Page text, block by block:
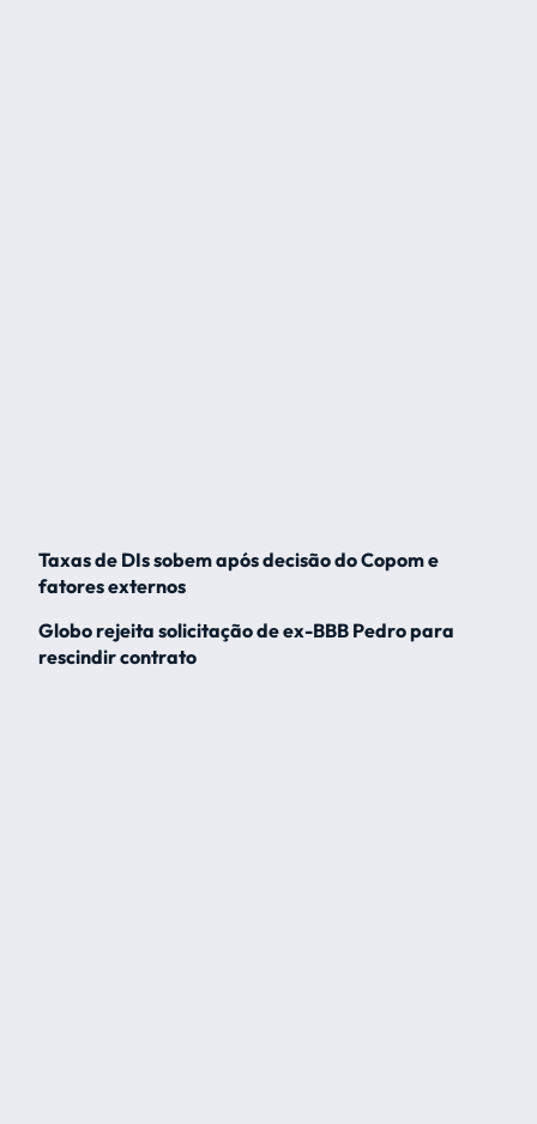
Taxas de DIs sobem após decisão do Copom e
fatores externos
Globo rejeita solicitação de ex-BBB Pedro para
rescindir contrato